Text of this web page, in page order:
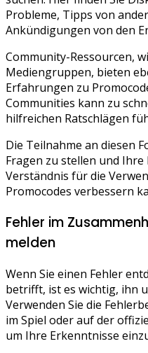
Probleme, Tipps von
Ankündigungen von den
Community-Ressourcen,
Mediengruppen, bieten
Erfahrungen zu
Communities kann zu
hilfreichen Ratschlägen
Die Teilnahme an diesen
Fragen zu stellen und
Verständnis für die
Promocodes verbessern
Fehler im
melden
Wenn Sie einen Fehler
betrifft, ist es wichtig, ihn
Verwenden Sie die
im Spiel oder auf der
um Ihre Erkenntnisse